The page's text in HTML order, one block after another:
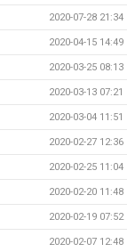
2020-07-28 21:34
2020-04-15 14:49
2020-03-25 08:13
2020-03-13 07:21
2020-03-04 11:51
2020-02-27 12:36
2020-02-25 11:04
2020-02-20 11:48
2020-02-19 07:52
2020-02-07 12:48